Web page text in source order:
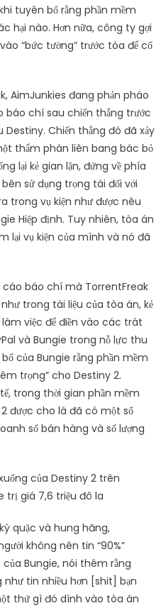
tuyên bố rằng phần mềm
hại nào. Hơn nữa, công ty gợi
“bức tường” trước tòa để cố
AimJunkies đang phản pháo
chí sau chiến thắng trước
Chiến thắng đó đã xảy
thẩm phán liên bang bác bỏ
lại kẻ gian lận, đứng về phía
sử dụng trọng tài đối với
trong vụ kiện như được nêu
Hiệp định. Tuy nhiên, tòa án
lại vụ kiện của mình và nó đã
báo chí mà TorrentFreak
trong tài liệu của tòa án, kẻ
việc để điền vào các trát
và Bungie trong nỗ lực thu
của Bungie rằng phần mềm
trọng” cho Destiny 2.
trong thời gian phần mềm
được cho là đã có một số
số bán hàng và số lượng
của Destiny 2 trên
trị giá 7,6 triệu đô la
quặc và hung hăng,
không nên tin “90%”
Bungie, nói thêm rằng
như tin nhiều hơn [shit] bạn
thứ gì đó dính vào tòa án